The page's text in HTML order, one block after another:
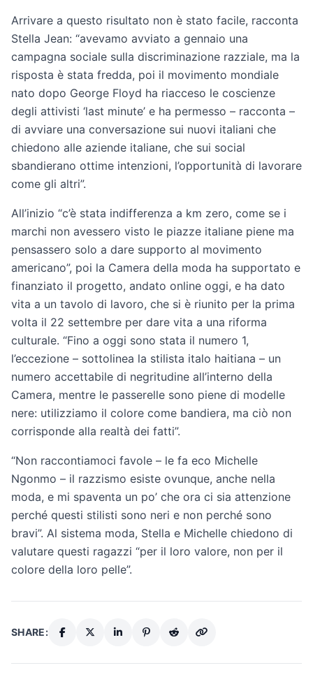
Arrivare a questo risultato non è stato facile, racconta
Stella Jean: “avevamo avviato a gennaio una
campagna sociale sulla discriminazione razziale, ma la
risposta è stata fredda, poi il movimento mondiale
nato dopo George Floyd ha riacceso le coscienze
degli attivisti ‘last minute’ e ha permesso – racconta –
di avviare una conversazione sui nuovi italiani che
chiedono alle aziende italiane, che sui social
sbandierano ottime intenzioni, l’opportunità di lavorare
come gli altri”.
All’inizio “c’è stata indifferenza a km zero, come se i
marchi non avessero visto le piazze italiane piene ma
pensassero solo a dare supporto al movimento
americano”, poi la Camera della moda ha supportato e
finanziato il progetto, andato online oggi, e ha dato
vita a un tavolo di lavoro, che si è riunito per la prima
volta il 22 settembre per dare vita a una riforma
culturale. “Fino a oggi sono stata il numero 1,
l’eccezione – sottolinea la stilista italo haitiana – un
numero accettabile di negritudine all’interno della
Camera, mentre le passerelle sono piene di modelle
nere: utilizziamo il colore come bandiera, ma ciò non
corrisponde alla realtà dei fatti”.
“Non raccontiamoci favole – le fa eco Michelle
Ngonmo – il razzismo esiste ovunque, anche nella
moda, e mi spaventa un po’ che ora ci sia attenzione
perché questi stilisti sono neri e non perché sono
bravi”. Al sistema moda, Stella e Michelle chiedono di
valutare questi ragazzi “per il loro valore, non per il
colore della loro pelle”.
SHARE: